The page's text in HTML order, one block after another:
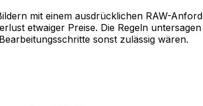
mit einem ausdrücklichen RAW-
etwaiger Preise. Die Regeln
sonst zulässig wären.